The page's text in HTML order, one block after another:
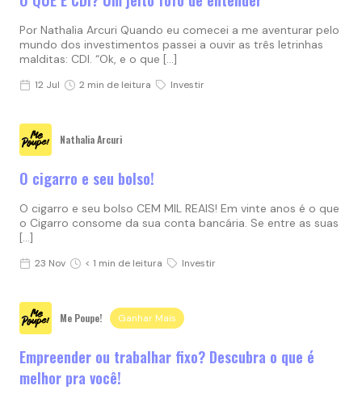
Por Nathalia Arcuri Quando eu comecei a me aventurar pelo
mundo dos investimentos passei a ouvir as três letrinhas
malditas: CDI. “Ok, e o que […]
12 Jul 2 min de leitura Investir
Nathalia Arcuri
O cigarro e seu bolso!
O cigarro e seu bolso CEM MIL REAIS! Em vinte anos é o que
o Cigarro consome da sua conta bancária. Se entre as suas
[…]
23 Nov < 1 min de leitura Investir
Me Poupe! Ganhar Mais
Empreender ou trabalhar fixo? Descubra o que é
melhor pra você!